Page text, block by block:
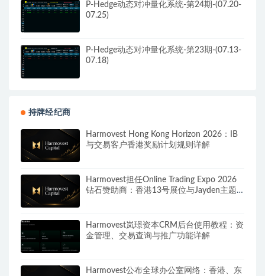
P-Hedge动态对冲量化系统-第24期-(07.20-
07.25)
P-Hedge动态对冲量化系统-第23期-(07.13-
07.18)
持牌经纪商
Harmovest Hong Kong Horizon 2026：IB
与交易客户香港奖励计划规则详解
Harmovest担任Online Trading Expo 2026
钻石赞助商：香港13号展位与Jayden主题
Harmovest岚璟资本CRM后台使用教程：资
金管理、交易查询与推广功能详解
Harmovest公布全球办公室网络：香港、东